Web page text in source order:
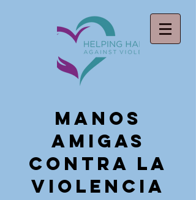
Manos
amigas
Contra la
violencia